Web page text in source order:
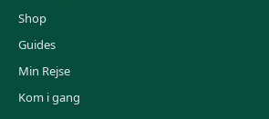
Shop
Guides
Min Rejse
Kom i gang